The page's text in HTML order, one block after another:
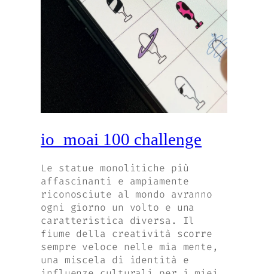
io_moai 100 challenge
Le statue monolitiche più
affascinanti e ampiamente
riconosciute al mondo avranno
ogni giorno un volto e una
caratteristica diversa. Il
fiume della creatività scorre
sempre veloce nelle mia mente,
una miscela di identità e